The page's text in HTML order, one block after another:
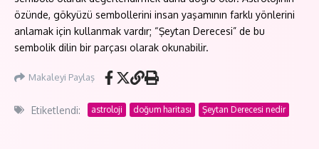
özünde, gökyüzü sembollerini insan yaşamının farklı yönlerini
anlamak için kullanmak vardır; “Şeytan Derecesi” de bu
sembolik dilin bir parçası olarak okunabilir.
Makaleyi Paylaş
Etiketlendi: astroloji doğum haritası Şeytan Derecesi nedir